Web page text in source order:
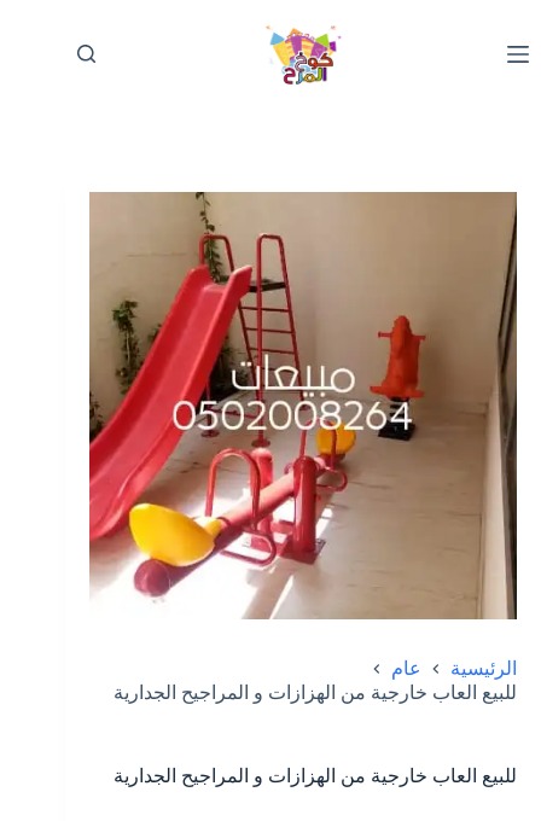
المحتوى
الرئيسية
عام
للبيع العاب خارجية من الهزازات و المراجيح الجدارية
للبيع العاب خارجية من الهزازات و المراجيح الجدارية